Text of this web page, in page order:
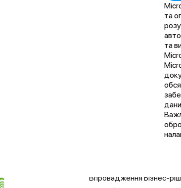
та
та
Впровадження Бізнес-